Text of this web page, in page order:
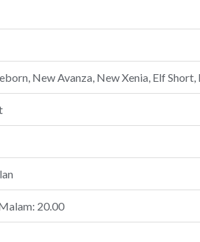
New Avanza, New Xenia, Elf Short,
20.00